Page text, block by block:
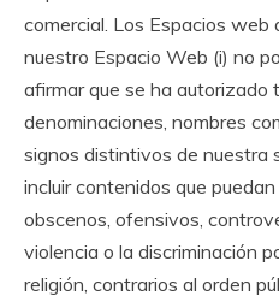
comercial. Los Espacios web
nuestro Espacio Web (i) no
afirmar que se ha autorizado
denominaciones, nombres
signos distintivos de nuestra
incluir contenidos que
obscenos, ofensivos,
violencia o la discriminación
religión, contrarios al orden